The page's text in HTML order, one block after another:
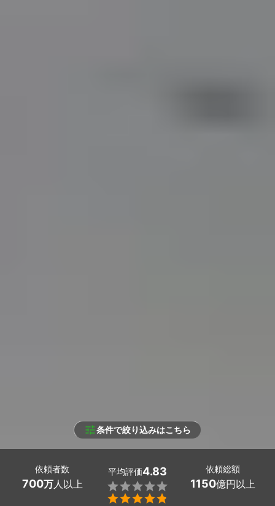
条件で絞り込みはこちら
依頼者数
700万人以上
平均評価4.83


依頼総額
1150億円以上